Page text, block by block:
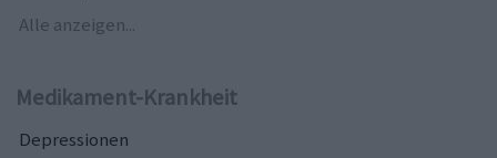
Alle anzeigen...
Medikament-Krankheit
Depressionen